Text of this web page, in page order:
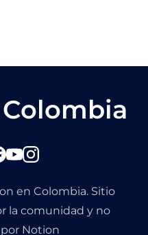
en Colombia. Sitio
la comunidad y no
Notion